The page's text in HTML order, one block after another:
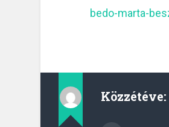
bedo-marta-
Közzétéve: